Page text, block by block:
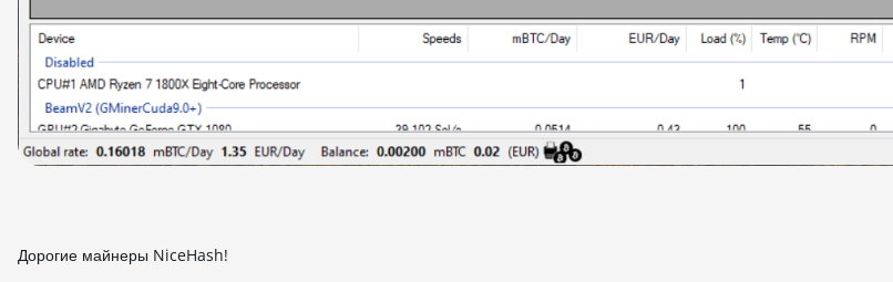
Дорогие майнеры NiceHash!